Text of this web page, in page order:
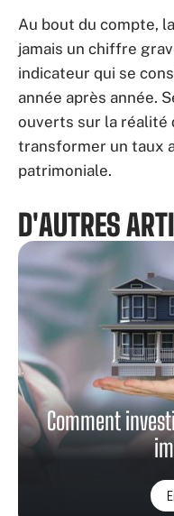
Au bout du compte,
jamais un chiffre
indicateur qui se
année après année.
ouverts sur la réalité
transformer un taux
patrimoniale.
D'AUTRES
Comment